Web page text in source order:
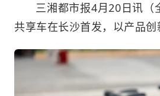
三湘都市报4月20日讯（
共享车在长沙首发，以产品创